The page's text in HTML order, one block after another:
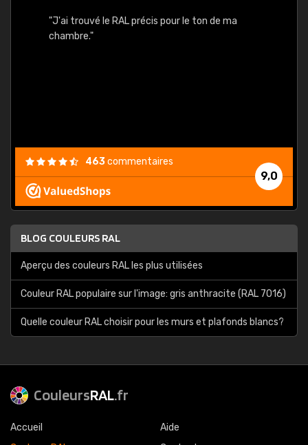
"J'ai trouvé le RAL précis pour le ton de ma
chambre."
9,0
463commentaires
BLOG COULEURS RAL
Aperçu des couleurs RAL les plus utilisées
Couleur RAL populaire sur l'image: gris anthracite (RAL 7016)
Quelle couleur RAL choisir pour les murs et plafonds blancs?
CouleursRAL.fr
Accueil
Aide